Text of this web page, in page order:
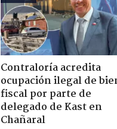
Contraloría acredita
ocupación ilegal de
fiscal por parte de
delegado de Kast en
Chañaral